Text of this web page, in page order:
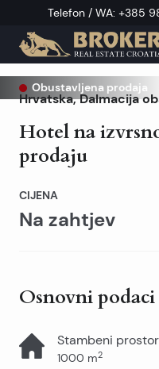
Telefon / WA: +385
Obustavljena prodaja
Hrvatska,Dalmacija
Hotel na
prodaju
CIJENA
Na zahtjev
Osnovni podaci
Stambeni prostor
1000 m2